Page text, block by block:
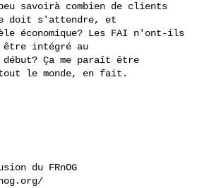
savoirà combien de clients
doit s'attendre, et
économique? Les FAI n'ont-ils
intégré au
Ça me paraît être
le monde, en fait.
du FRnOG